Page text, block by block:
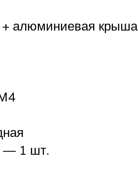
+ алюминиевая крыша
— 1 шт.